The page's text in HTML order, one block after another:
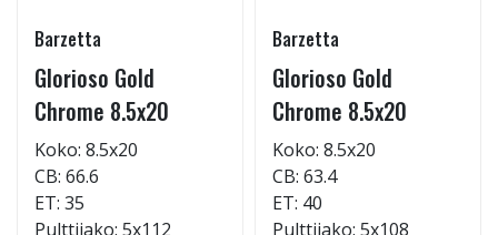
Barzetta
Glorioso Gold
Chrome 8.5x20
Koko: 8.5x20
CB: 66.6
ET: 35
Pulttijako: 5x112
Barzetta
Glorioso Gold
Chrome 8.5x20
Koko: 8.5x20
CB: 63.4
ET: 40
Pulttijako: 5x108